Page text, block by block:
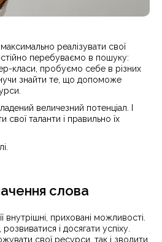
реалізувати свої
перебуваємо в пошуку:
класи, пробуємо себе в різних
знайти те, що допоможе
величезний потенціал. І
свої таланти і правильно їх
слова
внутрішні, приховані можливості.
і досягати успіху.
свої ресурси, так і зводити